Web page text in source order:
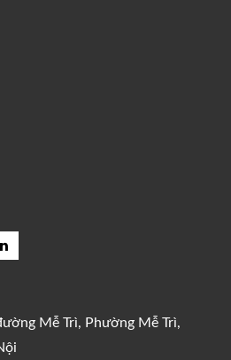
Mễ Trì, Phường Mễ Trì,